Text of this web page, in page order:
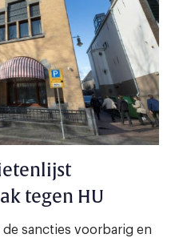
tegen HU
sancties voorbarig en